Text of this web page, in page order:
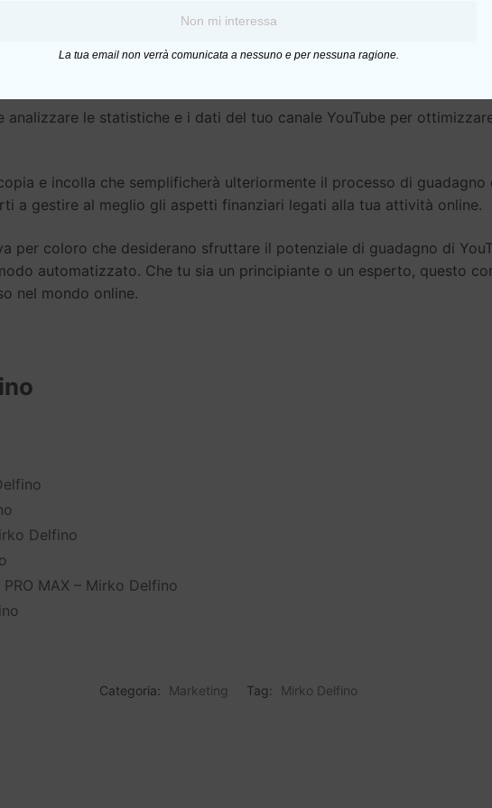
metodo SMART Tube, una strategia avanzata per massimizzare i
creare contenuti virali che attireranno un pubblico ampio e
analizzare le statistiche e i dati del tuo canale YouTube per
e incolla che semplificherà ulteriormente il processo di guadagno
a gestire al meglio gli aspetti finanziari legati alla tua attività online.
per coloro che desiderano sfruttare il potenziale di guadagno di
automatizzato. Che tu sia un principiante o un esperto, questo
nel mondo online.
Delfino
MAX – Mirko Delfino
Categoria: Marketing Tag: Mirko Delfino
Non mi interessa
La tua email non verrà comunicata a nessuno e per nessuna ragione.